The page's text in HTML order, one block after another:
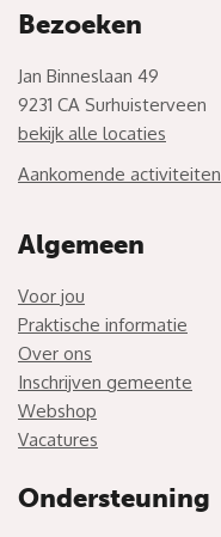
Bezoeken
Jan Binneslaan 49
9231 CA Surhuisterveen
bekijk alle locaties
Aankomende activiteiten
Algemeen
Voor jou
Praktische informatie
Over ons
Inschrijven gemeente
Webshop
Vacatures
Ondersteuning